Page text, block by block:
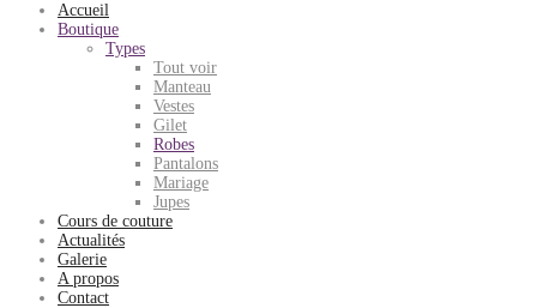
Accueil
Boutique
Types
Tout voir
Manteau
Vestes
Gilet
Robes
Pantalons
Mariage
Jupes
Cours de couture
Actualités
Galerie
A propos
Contact